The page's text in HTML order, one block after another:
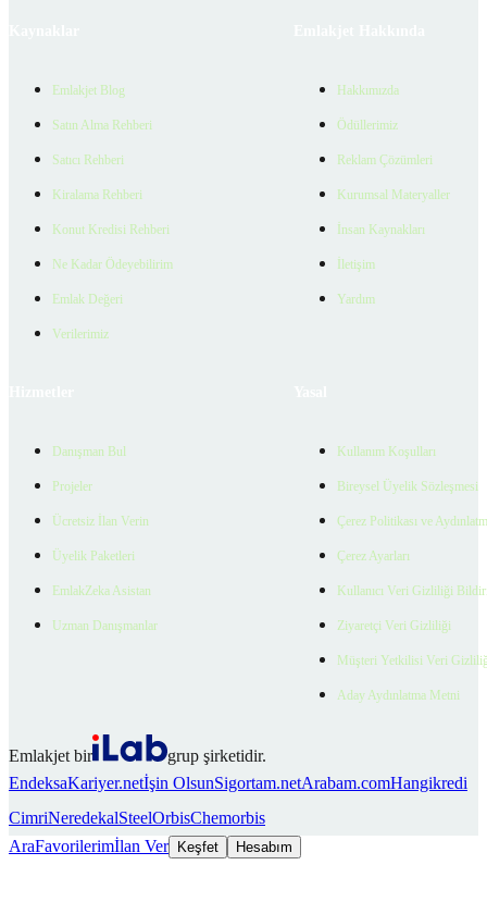
Emlakjet Blog
Satın Alma Rehberi
Satıcı Rehberi
Kiralama Rehberi
Konut Kredisi Rehberi
Ne Kadar Ödeyebilirim
Emlak Değeri
Verilerimiz
Hakkımızda
Ödüllerimiz
Reklam Çözümleri
Kurumsal Materyaller
İnsan Kaynakları
İletişim
Yardım
Danışman Bul
Projeler
Ücretsiz İlan Verin
Üyelik Paketleri
EmlakZeka Asistan
Uzman Danışmanlar
Kullanım Koşulları
Bireysel Üyelik Sözleşmesi
Çerez Politikası ve
Çerez Ayarları
Kullanıcı Veri Gizliliği
Ziyaretçi Veri Gizliliği
Müşteri Yetkilisi Veri
Aday Aydınlatma Metni
Emlakjet bir
grup şirketidir.
EndeksaKariyer.netİşin OlsunSigortam.netArabam.comHangikredi
CimriNeredekalSteelOrbisChemorbis
AraFavorilerimİlan Ver Keşfet Hesabım